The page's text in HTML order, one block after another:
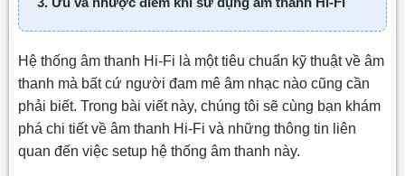
Hệ thống âm thanh Hi-Fi là một tiêu chuẩn kỹ thuật về âm
thanh mà bất cứ người đam mê âm nhạc nào cũng cần
phải biết. Trong bài viết này, chúng tôi sẽ cùng bạn khám
phá chi tiết về âm thanh Hi-Fi và những thông tin liên
quan đến việc setup hệ thống âm thanh này.